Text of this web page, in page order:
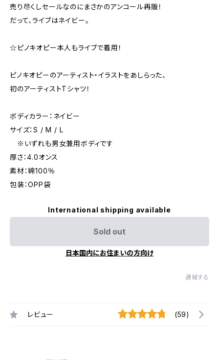
売り尽くしセールなのにまさかのアンコール再販！
だって、ライブはネイビー。
☆ピノキオピー本人もライブで着用！
ピノキオピーのアーティスト・イラストをあしらった、
初のアーティストTシャツ！
ボディカラー：ネイビー
サイズ：S / M / L
※いずれも男女兼用ボディです
厚さ：4.0オンス
素材：綿100％
包装：OPP袋
International shipping available
Sold out
日本国内にお住まいの方向け
通報する
レビュー (59)